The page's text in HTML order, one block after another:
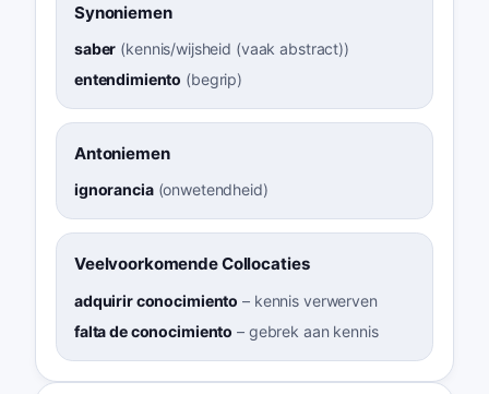
Synoniemen
saber (kennis/wijsheid (vaak abstract))
entendimiento (begrip)
Antoniemen
ignorancia(onwetendheid)
Veelvoorkomende Collocaties
adquirir conocimiento – kennis verwerven
falta de conocimiento – gebrek aan kennis